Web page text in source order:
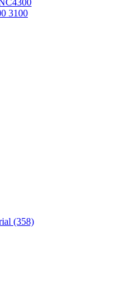
3100
(358)